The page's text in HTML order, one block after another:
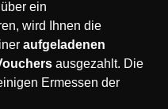
ein
wird Ihnen die
aufgeladenen
ausgezahlt. Die
Ermessen der